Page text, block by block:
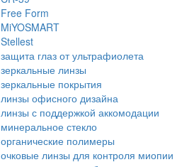
Free Form
MiYOSMART
Stellest
защита глаз от ультрафиолета
зеркальные линзы
зеркальные покрытия
линзы офисного дизайна
линзы с поддержкой аккомодации
минеральное стекло
органические полимеры
очковые линзы для контроля миопии